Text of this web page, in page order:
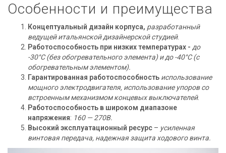
Особенности и преимущества
Концептуальный дизайн корпуса, разработанный
ведущей итальянской дизайнерской студией.
Работоспособность при низких температурах - до
-30°С (без обогревательного элемента) и до -40°С (с
обогревательным элементом).
Гарантированная работоспособность использование
мощного электродвигателя, использование упоров со
встроенным механизмом концевых выключателей.
Работоспособность в широком диапазоне
напряжения: 160 — 270В.
Высокий эксплуатационный ресурс – усиленная
винтовая передача, надежная защита ходового винта.